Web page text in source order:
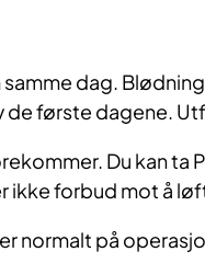
samme dag.
de første dagene.
Du kan ta
ikke forbud mot å
normalt på